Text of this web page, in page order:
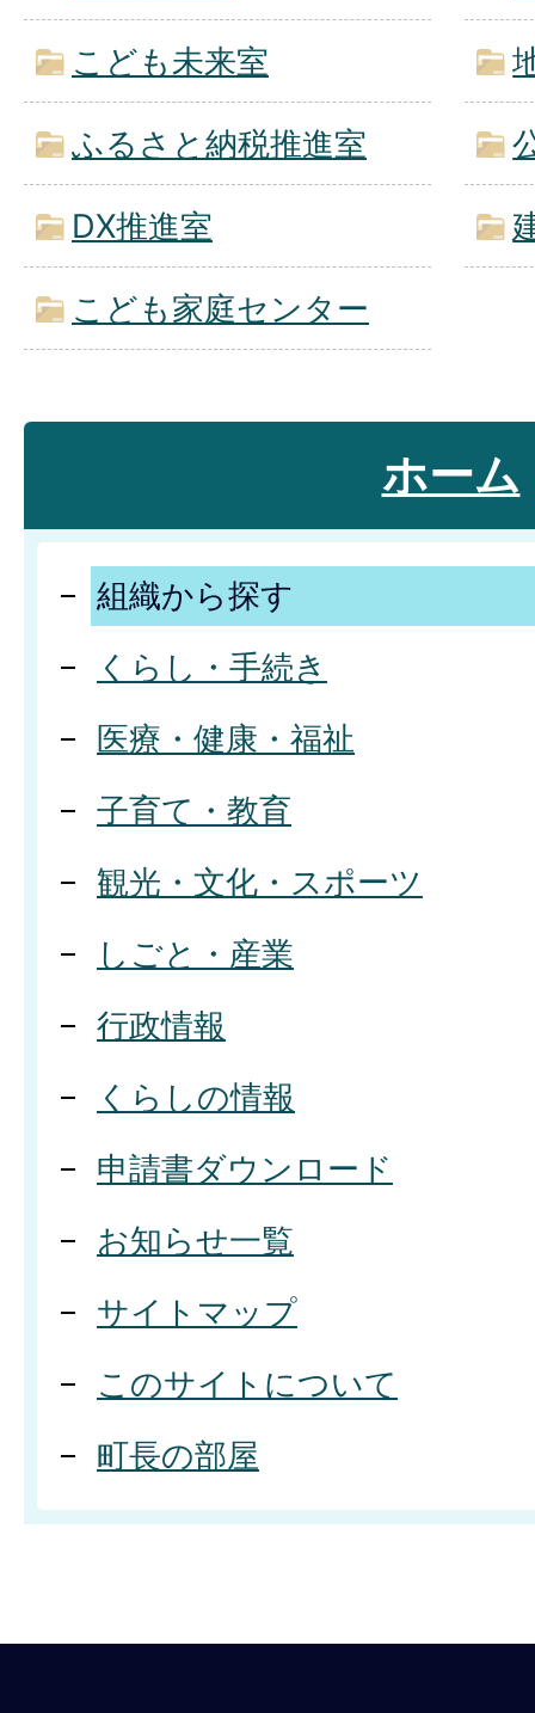
こども未来室
ふるさと納税推進室
DX推進室
こども家庭センター
ホーム
組織から探す
くらし・手続き
医療・健康・福祉
子育て・教育
観光・文化・スポーツ
しごと・産業
行政情報
くらしの情報
申請書ダウンロード
お知らせ一覧
サイトマップ
このサイトについて
町長の部屋